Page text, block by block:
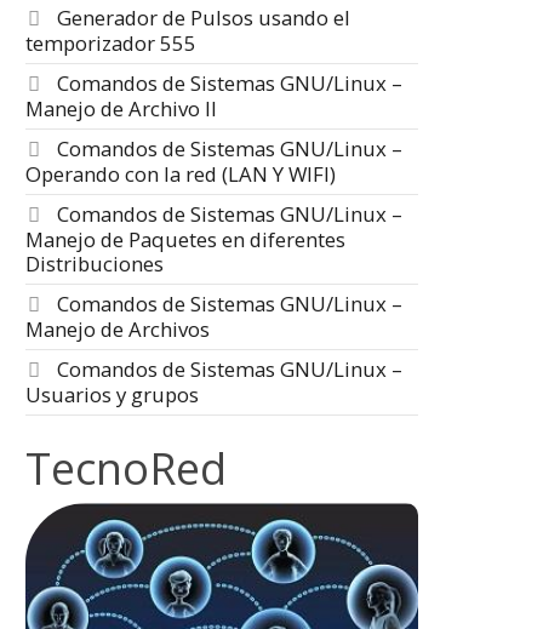
Generador de Pulsos usando el
temporizador 555
Comandos de Sistemas GNU/Linux –
Manejo de Archivo II
Comandos de Sistemas GNU/Linux –
Operando con la red (LAN Y WIFI)
Comandos de Sistemas GNU/Linux –
Manejo de Paquetes en diferentes
Distribuciones
Comandos de Sistemas GNU/Linux –
Manejo de Archivos
Comandos de Sistemas GNU/Linux –
Usuarios y grupos
TecnoRed